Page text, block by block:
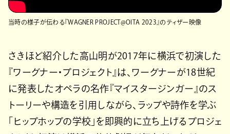
当時の様子が伝わる『WAGNER PROJECT@OITA 2023』のティザー映像
さきほど紹介した高山明が2017年に横浜で初演した
『ワーグナー・プロジェクト』は、ワーグナーが18世紀
に発表したオペラの名作『マイスタージンガー』のス
トーリーや構造を引用しながら、ラップや詩作を学ぶ
「ヒップホップの学校」を即興的に立ち上げるプロジェ